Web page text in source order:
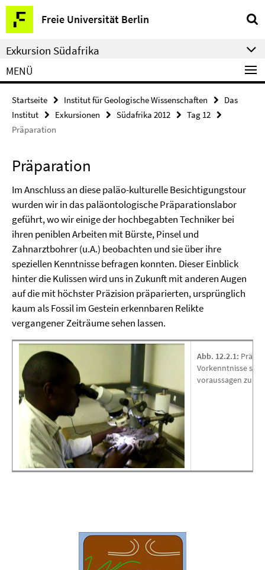
Springe
direkt
zu
Inhalt
Freie Universität Berlin
Service-
Navigation
Exkursion Südafrika
MENÜ
Startseite Institut für Geologische Wissenschaften
Das
Institut
Exkursionen Südafrika 2012
Tag 12
Präparation
Präparation
Im Anschluss an diese paläo-kulturelle Besichtigungstour
wurden wir in das paläontologische Präparationslabor
geführt, wo wir einige der hochbegabten Techniker bei
ihren peniblen Arbeiten mit Bürste, Pinsel und
Zahnarztbohrer (u.A.) beobachten und sie über ihre
speziellen Kenntnisse befragen konnten. Dieser Einblick
hinter die Kulissen wird uns in Zukunft mit anderen Augen
auf die mit höchster Präzision präparierten, ursprünglich
kaum als Fossil im Gestein erkennbaren Relikte
vergangener Zeiträume sehen lassen.
Abb. 12.2.1:
Vorkenntnisse
voraussagen zu